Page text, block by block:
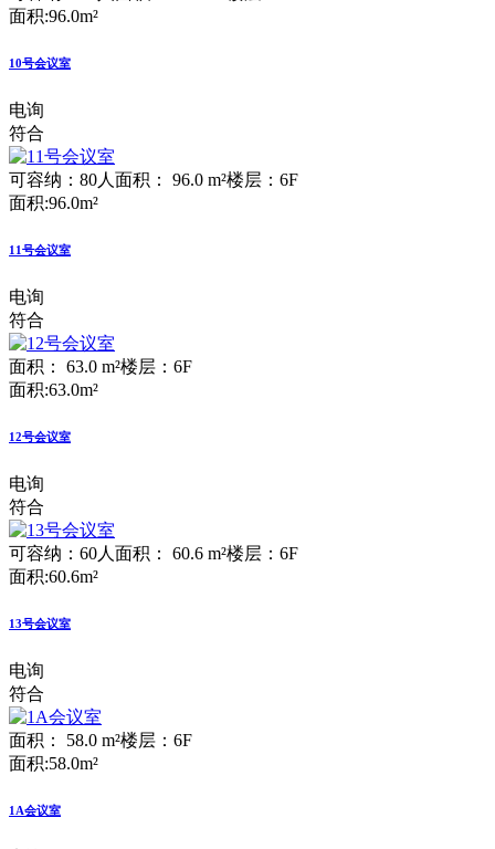
面积:96.0m²
10号会议室
电询
符合
可容纳：80人 面积： 96.0 m²楼层：6F
面积:96.0m²
11号会议室
电询
符合
面积： 63.0 m²楼层：6F
面积:63.0m²
12号会议室
电询
符合
可容纳：60人 面积： 60.6 m²楼层：6F
面积:60.6m²
13号会议室
电询
符合
面积： 58.0 m²楼层：6F
面积:58.0m²
1A会议室